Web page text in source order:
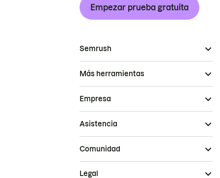
Empezar prueba gratuita
Semrush
Más herramientas
Empresa
Asistencia
Comunidad
Legal